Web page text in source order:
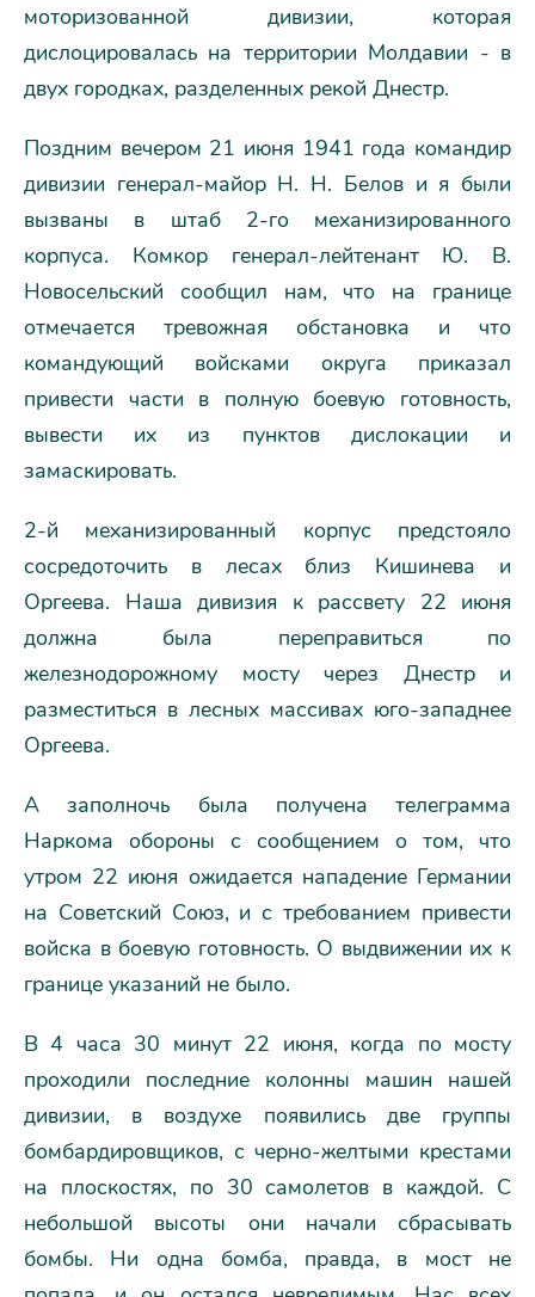
моторизованной дивизии, которая
дислоцировалась на территории Молдавии - в
двух городках, разделенных рекой Днестр.
Поздним вечером 21 июня 1941 года командир
дивизии генерал-майор Н. Н. Белов и я были
вызваны в штаб 2-го механизированного
корпуса. Комкор генерал-лейтенант Ю. В.
Новосельский сообщил нам, что на границе
отмечается тревожная обстановка и что
командующий войсками округа приказал
привести части в полную боевую готовность,
вывести их из пунктов дислокации и
замаскировать.
2-й механизированный корпус предстояло
сосредоточить в лесах близ Кишинева и
Оргеева. Наша дивизия к рассвету 22 июня
должна была переправиться по
железнодорожному мосту через Днестр и
разместиться в лесных массивах юго-западнее
Оргеева.
А заполночь была получена телеграмма
Наркома обороны с сообщением о том, что
утром 22 июня ожидается нападение Германии
на Советский Союз, и с требованием привести
войска в боевую готовность. О выдвижении их к
границе указаний не было.
В 4 часа 30 минут 22 июня, когда по мосту
проходили последние колонны машин нашей
дивизии, в воздухе появились две группы
бомбардировщиков, с черно-желтыми крестами
на плоскостях, по 30 самолетов в каждой. С
небольшой высоты они начали сбрасывать
бомбы. Ни одна бомба, правда, в мост не